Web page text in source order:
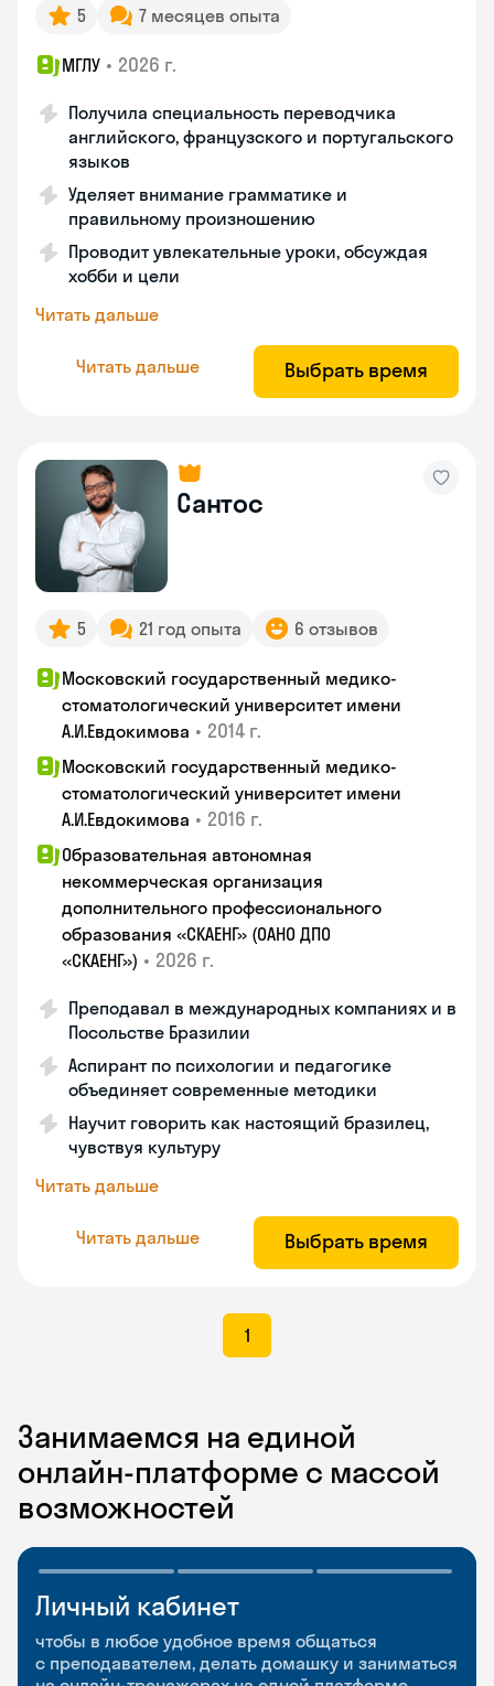
5 7 месяцев опыта
МГЛУ • 2026 г.
Получила специальность переводчика
английского, французского и португальского
языков
Уделяет внимание грамматике и
правильному произношению
Проводит увлекательные уроки, обсуждая
хобби и цели
Читать дальше
Читать дальше Выбрать время
Сантос
5 21 год опыта 6 отзывов
Московский государственный медико-
стоматологический университет имени
А.И.Евдокимова • 2014 г.
Московский государственный медико-
стоматологический университет имени
А.И.Евдокимова • 2016 г.
Образовательная автономная
некоммерческая организация
дополнительного профессионального
образования «СКАЕНГ» (ОАНО ДПО
«СКАЕНГ») • 2026 г.
Преподавал в международных компаниях и в
Посольстве Бразилии
Аспирант по психологии и педагогике
объединяет современные методики
Научит говорить как настоящий бразилец,
чувствуя культуру
Читать дальше
Читать дальше Выбрать время
1
Занимаемся на единой
онлайн-платформе с массой
возможностей
Личный кабинет
чтобы в любое удобное время общаться
с преподавателем, делать домашку и заниматься
Мобильное
приложение
чтобы заниматься и изучать новые слова где
Разговорные клубы
и Talks
Групповые занятия для разговорной практики